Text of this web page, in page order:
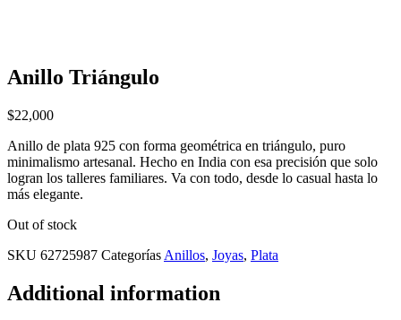
Anillo Triángulo
$22,000
Anillo de plata 925 con forma geométrica en triángulo, puro
minimalismo artesanal. Hecho en India con esa precisión que solo
logran los talleres familiares. Va con todo, desde lo casual hasta lo
más elegante.
Out of stock
SKU 62725987 Categorías Anillos, Joyas, Plata
Additional information